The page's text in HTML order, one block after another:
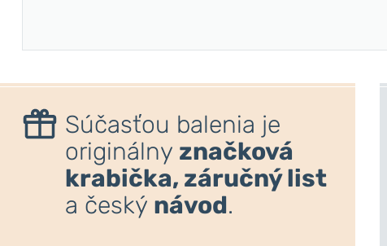
Súčasťou balenia je
originálny značková
krabička, záručný list
a český návod.